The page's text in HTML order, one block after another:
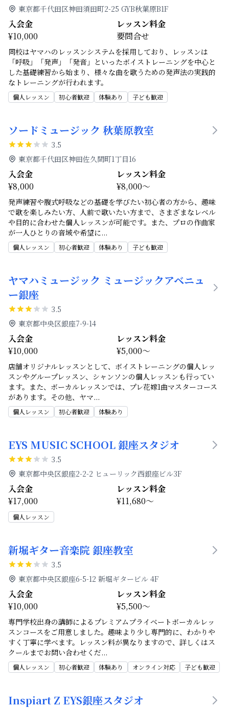
東京都千代田区神田須田町2-25 GYB秋葉原B1F
入会金
¥10,000
レッスン料金
要問合せ
同校はヤマハのレッスンシステムを採用しており、レッスンは
「呼吸」「発声」「発音」といったボイストレーニングを中心と
した基礎練習から始まり、様々な曲を歌うための発声法の実践的
なトレーニングが行われます。
個人レッスン 初心者歓迎 体験あり 子ども歓迎
ソードミュージック 秋葉原教室
3.5
東京都千代田区神田佐久間町1丁目16
入会金
¥8,000
レッスン料金
¥8,000～
発声練習や腹式呼吸などの基礎を学びたい初心者の方から、趣味
で歌を楽しみたい方、人前で歌いたい方まで、さまざまなレベル
や目的に合わせた個人レッスンが可能です。また、プロの作曲家
が一人ひとりの音域や希望に...
個人レッスン 初心者歓迎 体験あり 子ども歓迎
ヤマハミュージック ミュージックアベニュ
ー銀座
3.5
東京都中央区銀座7-9-14
入会金
¥10,000
レッスン料金
¥5,000～
店舗オリジナルレッスンとして、ボイストレーニングの個人レッ
スンやグループレッスン、シャンソンの個人レッスンも行ってい
ます。また、ボーカルレッスンでは、プレ花嫁1曲マスターコース
があります。その他、ヤマ...
個人レッスン 初心者歓迎 体験あり
EYS MUSIC SCHOOL 銀座スタジオ
3.5
東京都中央区銀座2-2-2 ヒューリック西銀座ビル3F
入会金
¥17,000
レッスン料金
¥11,680～
個人レッスン
新堀ギター音楽院 銀座教室
3.5
東京都中央区銀座6-5-12 新堀ギタービル 4F
入会金
¥10,000
レッスン料金
¥5,500～
専門学校出身の講師によるプレミアムプライベートボーカルレッ
スンコースをご用意しました。趣味より少し専門的に、わかりや
すく丁寧に学べます。レッスン料が異なりますので、詳しくはス
クールまでお問い合わせくだ...
個人レッスン 初心者歓迎 体験あり オンライン対応 子ども歓迎
Inspiart Z EYS銀座スタジオ